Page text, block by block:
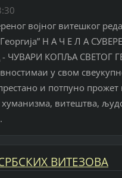
војног витешког
Н А Ч Е Л А
ЧУВАРИ КОПЉА СВЕТОГ
у свом
и потпуно
витештва,
ВИТЕЗОВА